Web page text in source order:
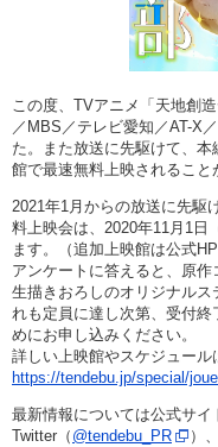
この度、TVアニメ「天地創
／MBS／テレビ愛知／AT-X
た。また放送に先駆けて、
館で最速無料上映されること
2021年1月からの放送に先駆
料上映会は、2020年11月1日
ます。（追加上映館は公式
アンケートに答えると、原
生描きおろしのオリジナル
れも定員に達し次第、受付
めにお申し込みください。
詳しい上映館やスケジュール
https://tendebu.jp/special/
最新情報については公式サイ
Twitter（ @tendebu_PR
）